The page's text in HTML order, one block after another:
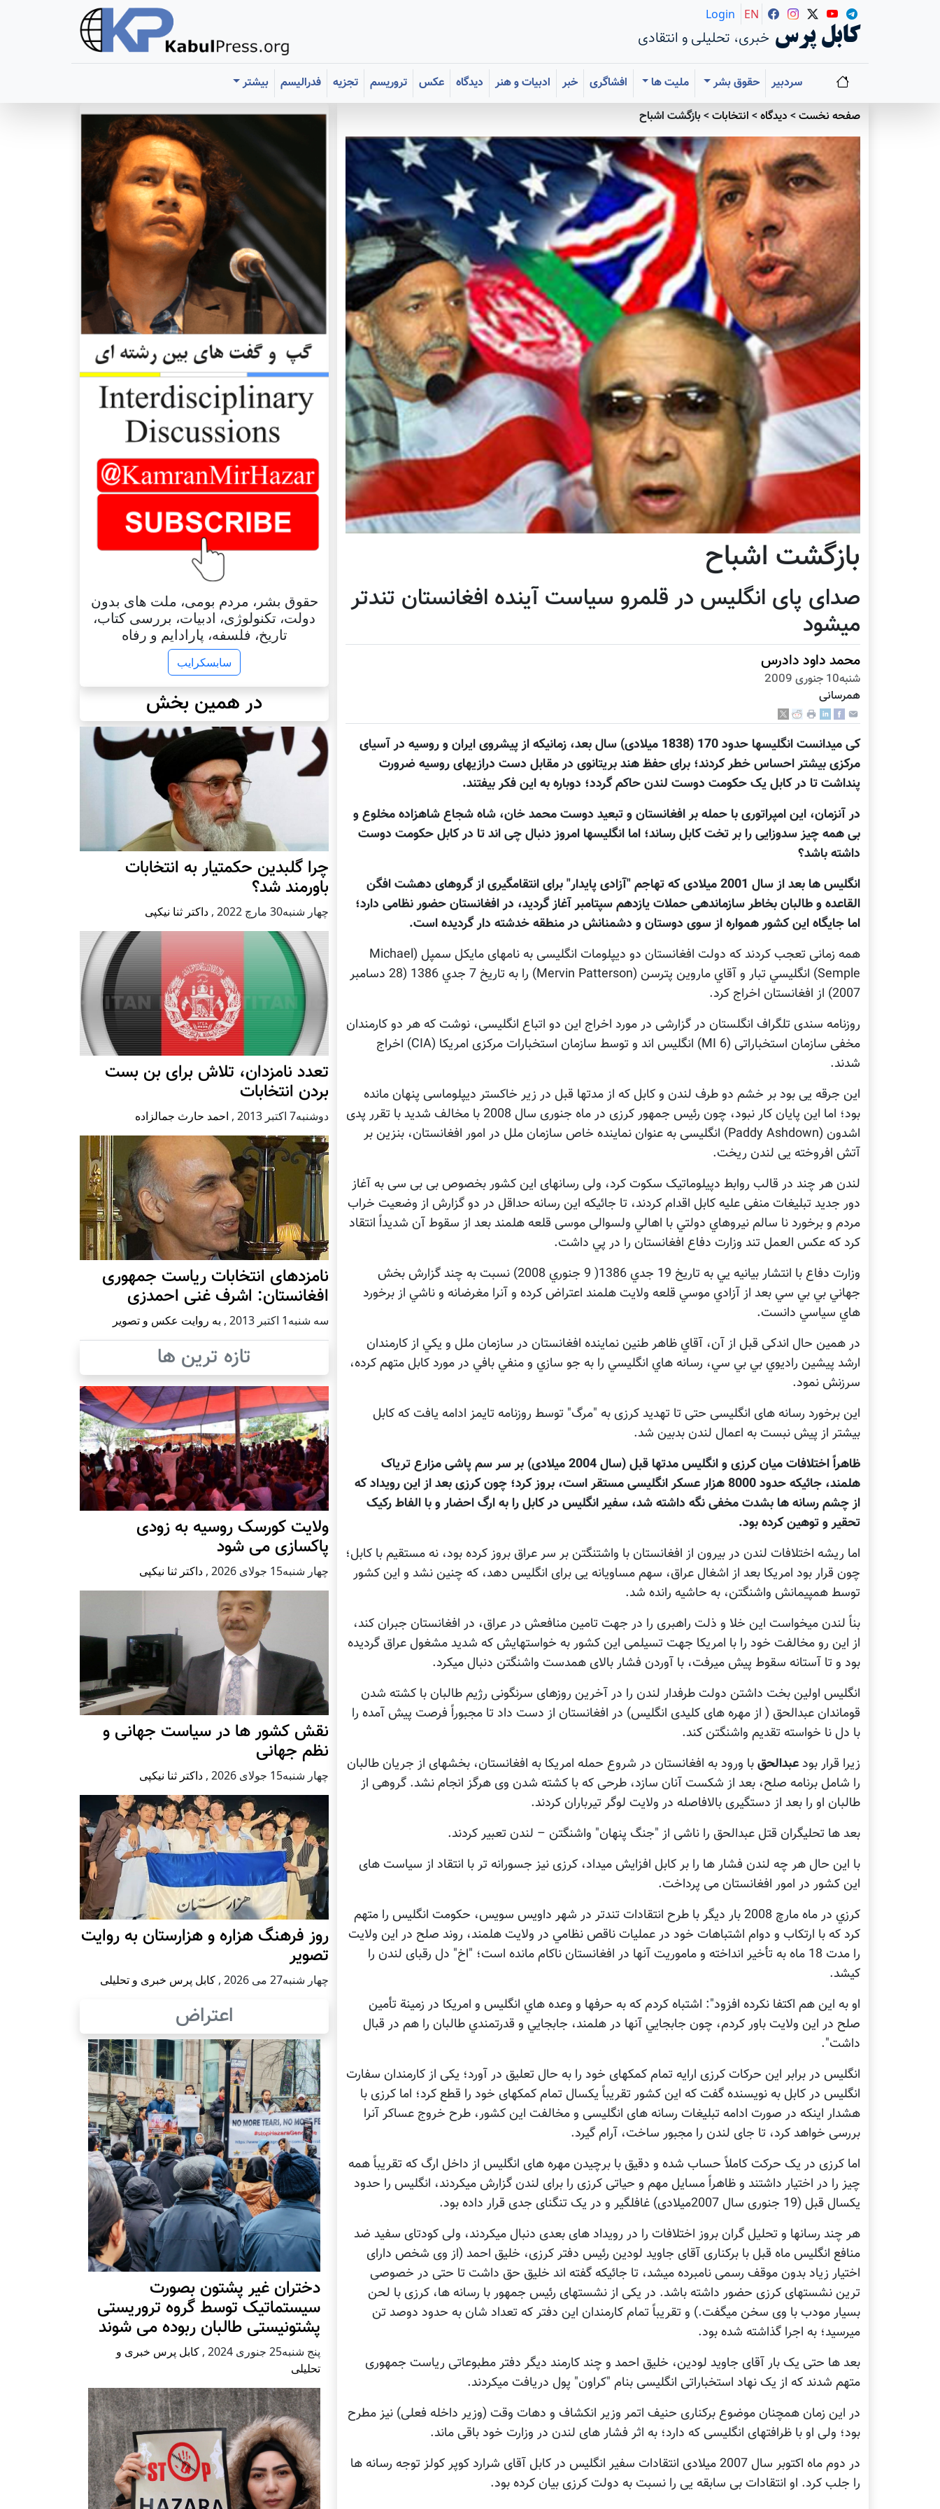
کابل پرس خبری، تحلیلی و انتقادی
Login EN
سردبیر حقوق بشر ملیت ها افشاگری خبر ادبیات و هنر دیدگاه عکس تروریسم تجزیه فدرالیسم
بیشتر
صفحه نخست> دیدگاه> انتخابات>بازگشت اشباح
بازگشت اشباح
صدای پای انگلیس در قلمرو سیاست آینده افغانستان تندتر
میشود
محمد داود دادرس
شنبه10 جنوری 2009
همرسانی
کی میدانست انگلیسها حدود 170 (1838 میلادی) سال بعد، زمانیکه از پیشروی ایران و روسیه در آسیای
مرکزی بیشتر احساس خطر کردند؛ برای حفظ هند بریتانوی در مقابل دست درازیهای روسیه ضرورت
پنداشت تا در کابل یک حکومت دوست لندن حاکم گردد؛ دوباره به این فکر بیفتند.
در آنزمان، این امپراتوری با حمله بر افغانستان و تبعید دوست محمد خان، شاه شجاع شاهزاده مخلوع و
بی همه چیز سدوزایی را بر تخت کابل رساند؛ اما انگلیسها امروز دنبال چی اند تا در کابل حکومت دوست
داشته باشد؟
انگلیس ها بعد از سال 2001 میلادی که تهاجم "آزادی پایدار" برای انتقامگیری از گروهای دهشت افگن
القاعده و طالبان بخاطر سازماندهی حملات یازدهم سپتامبر آغاز گردید، در افغانستان حضور نظامی دارد؛
اما جایگاه این کشور همواره از سوی دوستان و دشمنانش در منطقه خدشته دار گردیده است.
همه زمانی تعجب کردند که دولت افغانستان دو ديپلومات انگليسی به نامهای مايکل سمپل (Michael
Semple) انگليسي تبار و آقاي ماروين پترسن (Mervin Patterson) را به تاريخ 7 جدي 1386 (28 دسامبر
2007) از افغانستان اخراج کرد.
روزنامه سندی تلگراف انگلستان در گزارشی در مورد اخراج این دو اتباع انگلیسی، نوشت که هر دو کارمندان
مخفی سازمان استخباراتی (MI 6) انگلیس اند و توسط سازمان استخبارات مرکزی امریکا (CIA) اخراج
شدند.
این جرقه یی بود بر خشم دو طرف لندن و کابل که از مدتها قبل در زیر خاکستر دیپلوماسی پنهان مانده
بود؛ اما این پایان کار نبود، چون رئیس جمهور کرزی در ماه جنوری سال 2008 با مخالف شدید با تقرر پدی
اشدون (Paddy Ashdown) انگلیسی به عنوان نماینده خاص سازمان ملل در امور افغانستان، بنزین بر
آتش افروخته یی لندن ریخت.
لندن هر چند در قالب روابط دپیلوماتیک سکوت کرد، ولی رسانهای این کشور بخصوص بی بی سی به آغاز
دور جدید تبلیغات منفی علیه کابل اقدام کردند، تا جائیکه این رسانه حداقل در دو گزارش از وضعيت خراب
مردم و برخورد نا سالم نيروهاي دولتي با اهالي ولسوالی موسی قلعه هلمند بعد از سقوط آن شديداً انتقاد
کرد که عکس العمل تند وزارت دفاع افغانستان را در پي داشت.
وزارت دفاع با انتشار بيانيه يي به تاريخ 19 جدي 1386( 9 جنوري 2008) نسبت به چند گزارش بخش
جهاني بي بي سي بعد از آزادي موسي قلعه ولايت هلمند اعتراض کرده و آنرا مغرضانه و ناشي از برخورد
هاي سياسي دانست.
در همين حال اندکی قبل از آن، آقاي ظاهر طنين نماينده افغانستان در سازمان ملل و يکي از کارمندان
ارشد پيشين راديوي بي بي سي، رسانه هاي انگليسي را به جو سازي و منفي بافي در مورد کابل متهم کرده،
سرزنش نمود.
این برخورد رسانه های انگلیسی حتی تا تهدید کرزی به "مرگ" توسط روزنامه تایمز ادامه یافت که کابل
بیشتر از پیش نبست به اعمال لندن بدبین شد.
ظاهراً اختلافات میان کرزی و انگلیس مدتها قبل (سال 2004 میلادی) بر سر سم پاشی مزارع تریاک
هلمند، جائیکه حدود 8000 هزار عسکر انگلیسی مستقر است، بروز کرد؛ چون کرزی بعد از این رویداد که
از چشم رسانه ها بشدت مخفی نگه داشته شد، سفیر انگلیس در کابل را به ارگ احضار و با الفاط رکیک
تحقیر و توهین کرده بود.
اما ریشه اختلافات لندن در بیرون از افغانستان با واشتنگتن بر سر عراق بروز کرده بود، نه مستقیم با کابل؛
چون قرار بود امریکا بعد از اشغال عراق، سهم مساویانه یی برای انگلیس دهد، که چنین نشد و این کشور
توسط همپیمانش واشنگتن، به حاشیه رانده شد.
بناً لندن میخواست این خلا و ذلت راهبری را در جهت تامین منافعش در عراق، در افغانستان جبران کند،
از این رو مخالفت خود را با امریکا جهت تسیلمی این کشور به خواستهایش که شدید مشغول عراق گردیده
بود و تا آستانه سقوط پیش میرفت، با آوردن فشار بالای همدست واشنگتن دنبال میکرد.
انگلیس اولین بخت داشتن دولت طرفدار لندن را در آخرین روزهای سرنگونی رژیم طالبان با کشته شدن
قوماندان عبدالحق ( از مهره های کلیدی انگلیس) در افغانستان از دست داد تا مجبوراً فرصت پیش آمده را
با دل نا خواسته تقدیم واشنگتن کند.
زیرا قرار بود عبدالحقبا ورود به افغانستان در شروع حمله امریکا به افغانستان، بخشهای از جریان طالبان
را شامل برنامه صلح، بعد از شکست آنان سازد، طرحی که با کشته شدن وی هرگز انجام نشد. گروهی از
طالبان او را بعد از دستگیری بالافاصله در ولایت لوگر تیرباران کردند.
بعد ها تحلیگران قتل عبدالحق را ناشی از "جنگ پنهان" واشنگتن – لندن تعبیر کردند.
با این حال هر چه لندن فشار ها را بر کابل افزایش میداد، کرزی نیز جسورانه تر با انتقاد از سیاست های
این کشور در امور افغانستان می پرداخت.
کرزي در ماه مارچ 2008 بار دیگر با طرح انتقادات تندتر در شهر داويس سويس، حکومت انگليس را متهم
کرد که با ارتکاب و دوام اشتباهات خود در عمليات ناقص نظامي در ولايت هلمند، روند صلح در اين ولايت
را مدت 18 ماه به تأخير انداخته و ماموريت آنها در افغانستان ناکام مانده است؛ "اخ" دل رقبای لندن را
کیشد.
او به این هم اکتفا نکرده افزود": اشتباه کردم که به حرفها و وعده هاي انگليس و امريکا در زمينة تأمين
صلح در اين ولايت باور کردم، چون جابجايي آنها در هلمند، جابجايي و قدرتمندي طالبان را هم در قبال
داشت".
انگلیس در برابر این حرکات کرزی ارایه تمام کمکهای خود را به حال تعلیق در آورد؛ یکی از کارمندان سفارت
انگلیس در کابل به نویسنده گفت که این کشور تقریباً یکسال تمام کمکهای خود را قطع کرد؛ اما کرزی با
هشدار اینکه در صورت ادامه تبلیغات رسانه های انگلیسی و مخالفت این کشور، طرح خروج عساکر آنرا
بررسی خواهد کرد، تا جای لندن را مجبور ساخت، آرام گیرد.
اما کرزی در یک حرکت کاملاً حساب شده و دقیق با برچیدن مهره های انگلیس از داخل ارگ که تقریباً همه
چیز را در اختیار داشتند و ظاهراً مسایل مهم و حیاتی کرزی را برای لندن گزارش میکردند، انگلیس را حدود
یکسال قبل (19 جنوری سال 2007میلادی) غافلگیر و در یک تنگنای جدی قرار داده بود.
هر چند رسانها و تحلیل گران بروز اختلافات را در رویداد های بعدی دنبال میکردند، ولی کودتای سفید ضد
منافع انگلیس ماه قبل با برکناری آقای جاوید لودین رئیس دفتر کرزی، خلیق احمد (از وی شخص دارای
اختیار زیاد بدون موقف رسمی نامبرده میشد، تا جائیکه گفته اند خلیق حق داشت تا حتی در خصوصی
ترین نشستهای کرزی حضور داشته باشد. در یکی از نشستهای رئیس جمهور با رسانه ها، کرزی با لحن
بسیار مودب با وی سخن میگفت.) و تقریباً تمام کارمندان این دفتر که تعداد شان به حدود دوصد تن
میرسید؛ به اجرا گذاشته شده بود.
بعد ها حتی یک بار آقای جاوید لودین، خلیق احمد و چند کارمند دیگر دفتر مطبوعاتی ریاست جمهوری
متهم شدند که از یک نهاد استخباراتی انگلیسی بنام "کراون" پول دریافت میکردند.
در این زمان همچنان موضوع برکناری حنیف اتمر وزیر انکشاف و دهات وقت (وزیر داخله فعلی) نیز مطرح
بود؛ ولی او با ظرافتهای انگلیسی که دارد؛ به اثر فشار های لندن در وزارت خود باقی ماند.
در دوم ماه اکتوبر سال 2007 میلادی انتقادات سفیر انگلیس در کابل آقای شرارد کوپر کولز توجه رسانه ها
را جلب کرد. او انتقادات بی سابقه یی را نسبت به دولت کرزی بیان کرده بود.
حقوق بشر، مردم بومی، ملت های بدون
دولت، تکنولوژی، ادبیات، بررسی کتاب،
تاریخ، فلسفه، پارادایم و رفاه
سابسکرایب
در همین بخش
چرا گلبدین حکمتیار به انتخابات
باورمند شد؟
چهار شنبه30 مارچ 2022 , داکتر ثنا نیکپی
تعدد نامزدان، تلاش برای بن بست
بردن انتخابات
دوشنبه7 اكتبر 2013 , احمد حارث جمالزاده
نامزدهای انتخابات ریاست جمهوری
افغانستان: اشرف غنی احمدزی
سه شنبه1 اكتبر 2013 , به روایت عکس و تصویر
تازه ترین ها
ولایت کورسک روسیه به زودی
پاکسازی می شود
چهار شنبه15 جولای 2026 , داکتر ثنا نیکپی
نقش کشور ها در سیاست جهانی و
نظم جهانی
چهار شنبه15 جولای 2026 , داکتر ثنا نیکپی
روز فرهنگ هزاره و هزارستان به روایت
تصویر
چهار شنبه27 می 2026 , کابل پرس خبری و تحلیلی
اعتراض
دختران غیر پشتون بصورت
سیستماتیک توسط گروه تروریستی
پشتونیستی طالبان ربوده می شوند
پنج شنبه25 جنوری 2024 , کابل پرس خبری و
تحلیلی